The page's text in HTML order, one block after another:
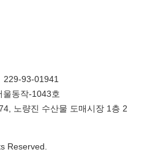
229-93-01941
동작-1043호
노량진 수산물 도매시장 1층 2
Reserved.